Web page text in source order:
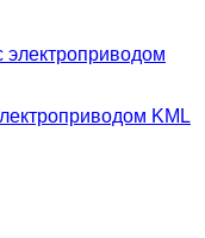
KML